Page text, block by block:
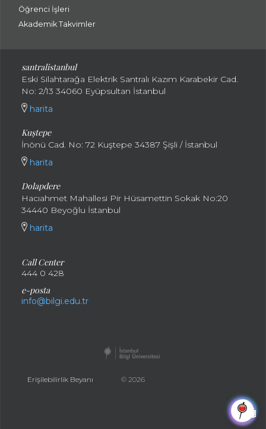
Öğrenci İşleri
Akademik Takvimler
santralistanbul
Eski Silahtarağa Elektrik Santralı Kazım Karabekir Cad.
No: 2/13 34060 Eyüpsultan İstanbul
harita
Kuştepe
İnönü Cad. No: 72 Kuştepe 34387 Şişli / İstanbul
harita
Dolapdere
Hacıahmet Mahallesi Pir Hüsamettin Sokak No:20
34440 Beyoğlu İstanbul
harita
Call Center
444 0 428
e-posta
info@bilgi.edu.tr
Erişilebilirlik Beyanı © 2026
🤖